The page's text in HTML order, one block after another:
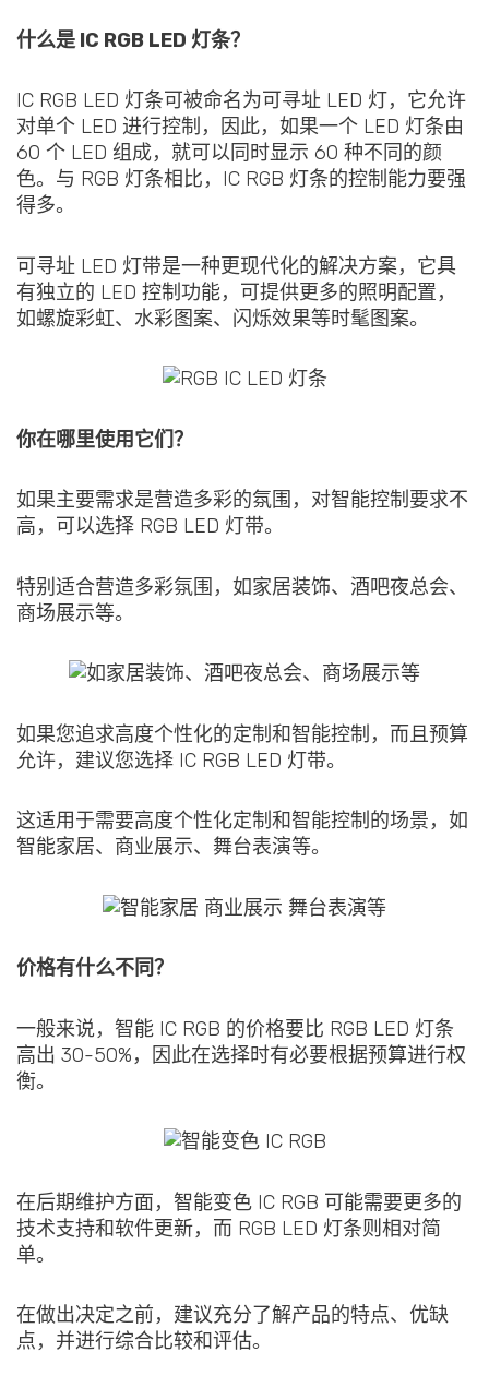
什么是 IC RGB LED 灯条？
IC RGB LED 灯条可被命名为可寻址 LED 灯，它允许
对单个 LED 进行控制，因此，如果一个 LED 灯条由
60 个 LED 组成，就可以同时显示 60 种不同的颜
色。与 RGB 灯条相比，IC RGB 灯条的控制能力要强
得多。
可寻址 LED 灯带是一种更现代化的解决方案，它具
有独立的 LED 控制功能，可提供更多的照明配置，
如螺旋彩虹、水彩图案、闪烁效果等时髦图案。
你在哪里使用它们？
如果主要需求是营造多彩的氛围，对智能控制要求不
高，可以选择 RGB LED 灯带。
特别适合营造多彩氛围，如家居装饰、酒吧夜总会、
商场展示等。
如果您追求高度个性化的定制和智能控制，而且预算
允许，建议您选择 IC RGB LED 灯带。
这适用于需要高度个性化定制和智能控制的场景，如
智能家居、商业展示、舞台表演等。
价格有什么不同？
一般来说，智能 IC RGB 的价格要比 RGB LED 灯条
高出 30-50%，因此在选择时有必要根据预算进行权
衡。
在后期维护方面，智能变色 IC RGB 可能需要更多的
技术支持和软件更新，而 RGB LED 灯条则相对简
单。
在做出决定之前，建议充分了解产品的特点、优缺
点，并进行综合比较和评估。